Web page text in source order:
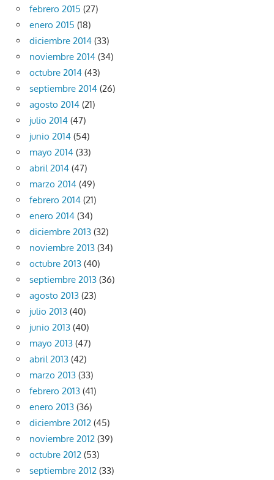
febrero 2015 (27)
enero 2015 (18)
diciembre 2014 (33)
noviembre 2014 (34)
octubre 2014 (43)
septiembre 2014 (26)
agosto 2014 (21)
julio 2014 (47)
junio 2014 (54)
mayo 2014 (33)
abril 2014 (47)
marzo 2014 (49)
febrero 2014 (21)
enero 2014 (34)
diciembre 2013 (32)
noviembre 2013 (34)
octubre 2013 (40)
septiembre 2013 (36)
agosto 2013 (23)
julio 2013 (40)
junio 2013 (40)
mayo 2013 (47)
abril 2013 (42)
marzo 2013 (33)
febrero 2013 (41)
enero 2013 (36)
diciembre 2012 (45)
noviembre 2012 (39)
octubre 2012 (53)
septiembre 2012 (33)